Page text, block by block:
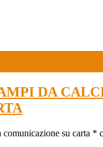
DA
su carta *